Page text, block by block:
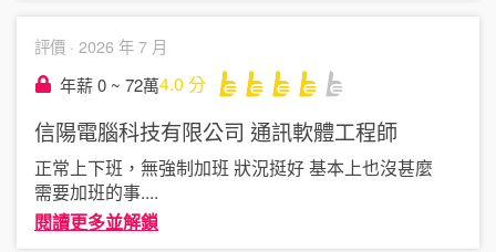
評價 · 2026 年 7 月
年薪 0 ~ 72萬4.0 分
信陽電腦科技有限公司 通訊軟體工程師
正常上下班，無強制加班 狀況挺好 基本上也沒甚麼
需要加班的事....
閱讀更多並解鎖